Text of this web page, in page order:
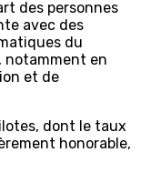
des personnes
avec des
du
en
et de
dont le taux
honorable,